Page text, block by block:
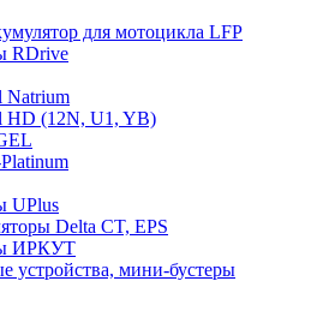
для мотоцикла LFP
RDrive
Natrium
HD (12N, U1, YB)
UPlus
Delta CT, EPS
ИРКУТ
устройства, мини-бустеры